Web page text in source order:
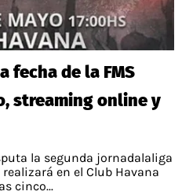
fecha de la FMS
streaming online y
la segunda jornadalaliga
en el Club Havana
cinco...